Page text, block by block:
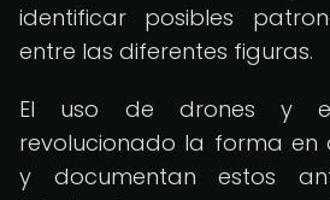
identificar posibles
entre las diferentes figuras.
El uso de drones y
revolucionado la forma en
y documentan estos